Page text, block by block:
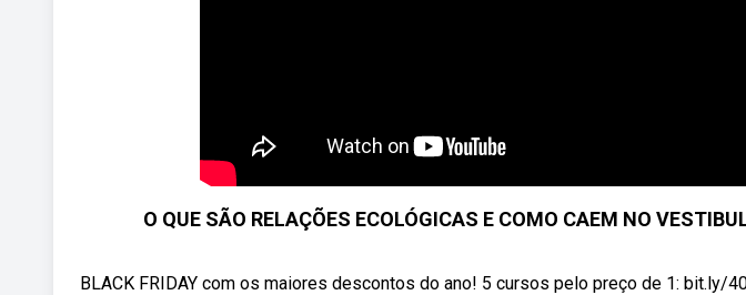
O QUE SÃO RELAÇÕES ECOLÓGICAS E COMO CAEM NO
BLACK FRIDAY com os maiores descontos do ano! 5 cursos pelo preço de 1: bit.ly/